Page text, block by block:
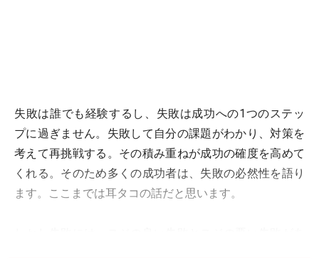
失敗は誰でも経験するし、失敗は成功への1つのステッ
プに過ぎません。失敗して自分の課題がわかり、対策を
考えて再挑戦する。その積み重ねが成功の確度を高めて
くれる。そのため多くの成功者は、失敗の必然性を語り
ます。ここまでは耳タコの話だと思います。